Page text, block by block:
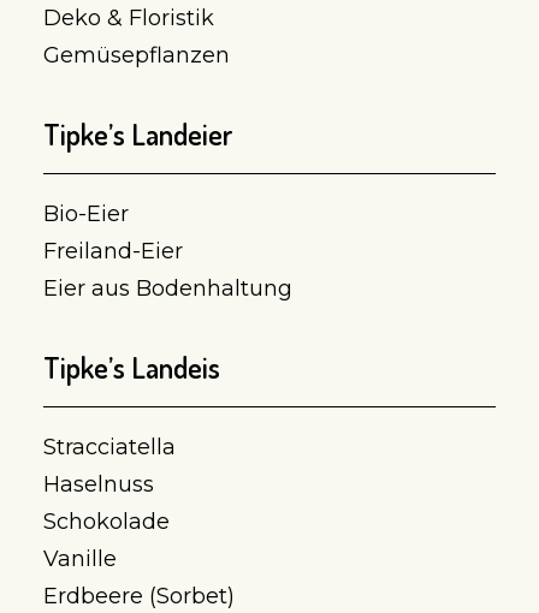
Deko & Floristik
Gemüsepflanzen
Tipke’s Landeier
Bio-Eier
Freiland-Eier
Eier aus Bodenhaltung
Tipke’s Landeis
Stracciatella
Haselnuss
Schokolade
Vanille
Erdbeere (Sorbet)